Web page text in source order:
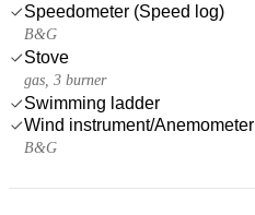
Speedometer (Speed log)
B&G
Stove
gas, 3 burner
Swimming ladder
Wind instrument/Anemometer
B&G